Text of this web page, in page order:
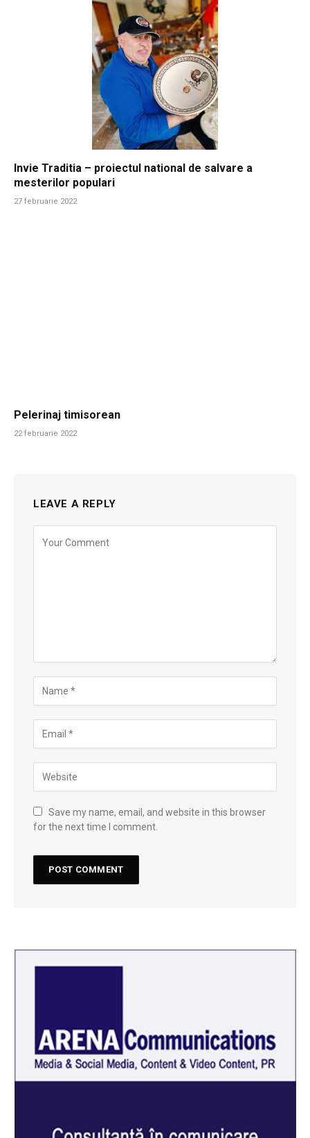
Invie Traditia – proiectul national de salvare a
mesterilor populari
27 februarie 2022
Pelerinaj timisorean
22 februarie 2022
LEAVE A REPLY
Save my name, email, and website in this browser
for the next time I comment.